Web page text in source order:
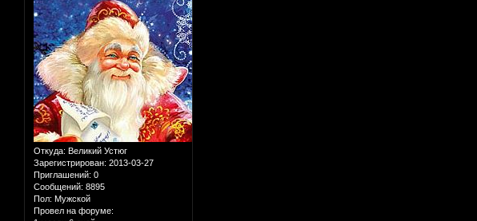
Откуда: Великий Устюг
Зарегистрирован: 2013-03-27
Приглашений: 0
Сообщений: 8895
Пол: Мужской
Провел на форуме: